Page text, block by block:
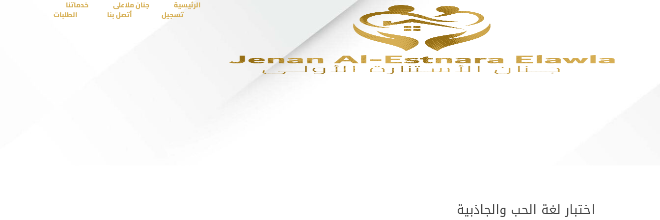
الرئيسية جنان ملاعلى خدماتنا
تسجيل أتصل بنا الطلبات
اختبار لغة الحب والجاذبية